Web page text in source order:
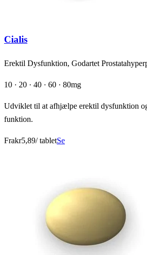
Cialis
Erektil Dysfunktion, Godartet
10 · 20 · 40 · 60 · 80mg
Udviklet til at afhjælpe erektil dysfunktion
funktion.
Frakr5,89/ tabletSe